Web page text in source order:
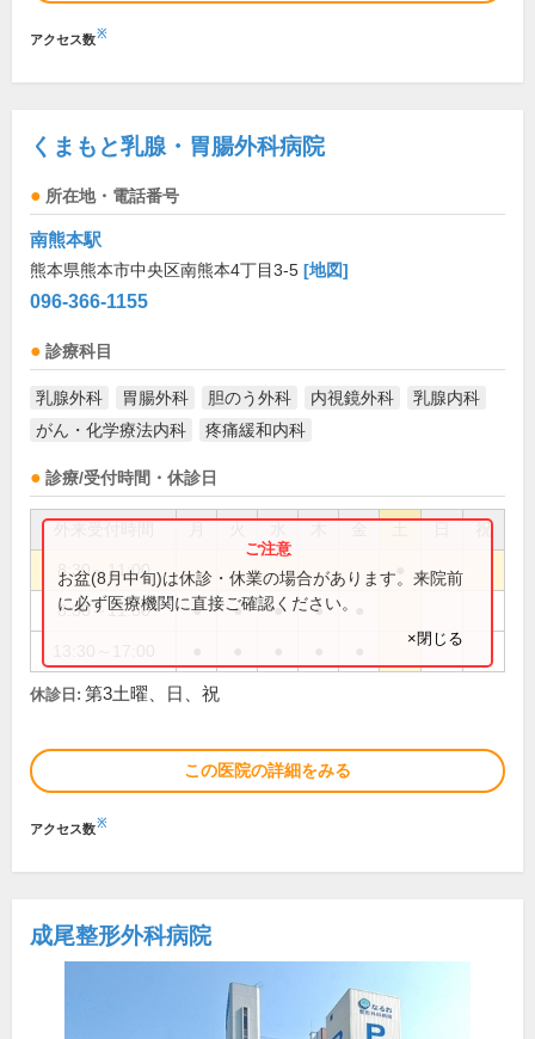
アクセス数※
くまもと乳腺・胃腸外科病院
所在地・電話番号
南熊本駅
熊本県熊本市中央区南熊本4丁目3-5 [地図]
096-366-1155
診療科目
乳腺外科 胃腸外科 胆のう外科 内視鏡外科
乳腺内科
がん・化学療法内科
疼痛緩和内科
診療/受付時間・休診日
祝
8:30～11:00
8:30～11:30 ● ● ● ●
お盆(8月中旬)は休診・休業の場合があります。来院前
に必ず医療機関に直接ご確認ください。
×閉じる
休診日: 第3土曜、日、祝
この医院の詳細をみる
アクセス数※
成尾整形外科病院